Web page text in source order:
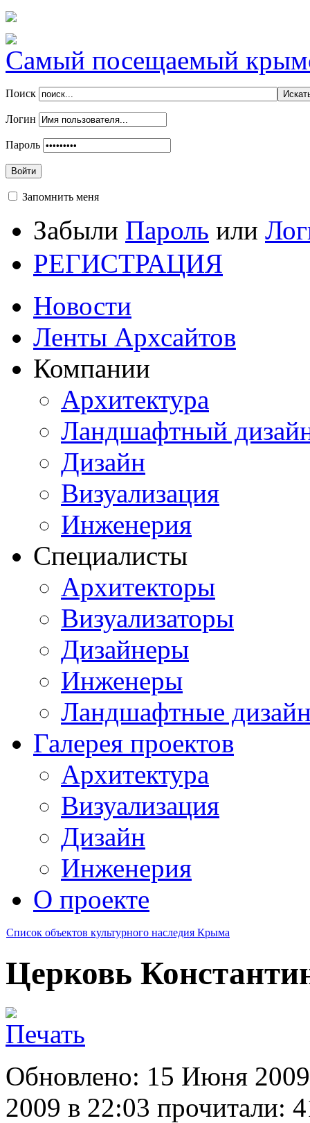
Самый посещаемый
Поиск
Логин
Пароль
Войти
Запомнить меня
Забыли Пароль или
РЕГИСТРАЦИЯ
Новости
Ленты Архсайтов
Компании
Архитектура
Ландшафтный
Дизайн
Визуализация
Инженерия
Специалисты
Архитекторы
Визуализаторы
Дизайнеры
Инженеры
Ландшафтные
Галерея проектов
Архитектура
Визуализация
Дизайн
Инженерия
О проекте
Список объектов культурного наследия Крыма
Церковь
Обновлено: 15 Июня
2009 в 22:03 прочитали: